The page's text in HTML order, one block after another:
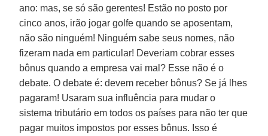
ano: mas, se só são gerentes! Estão no posto por
cinco anos, irão jogar golfe quando se aposentam,
não são ninguém! Ninguém sabe seus nomes, não
fizeram nada em particular! Deveriam cobrar esses
bônus quando a empresa vai mal? Esse não é o
debate. O debate é: devem receber bônus? Se já lhes
pagaram! Usaram sua influência para mudar o
sistema tributário em todos os países para não ter que
pagar muitos impostos por esses bônus. Isso é